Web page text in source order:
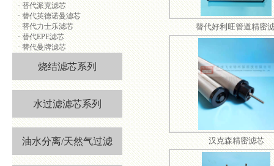
·替代派克滤芯
·替代英德诺曼滤芯
·替代力士乐滤芯
·替代EPE滤芯
·替代曼牌滤芯
烧结滤芯系列
水过滤滤芯系列
油水分离/天然气过滤
替代好利旺管道精密
汉克森精密滤芯